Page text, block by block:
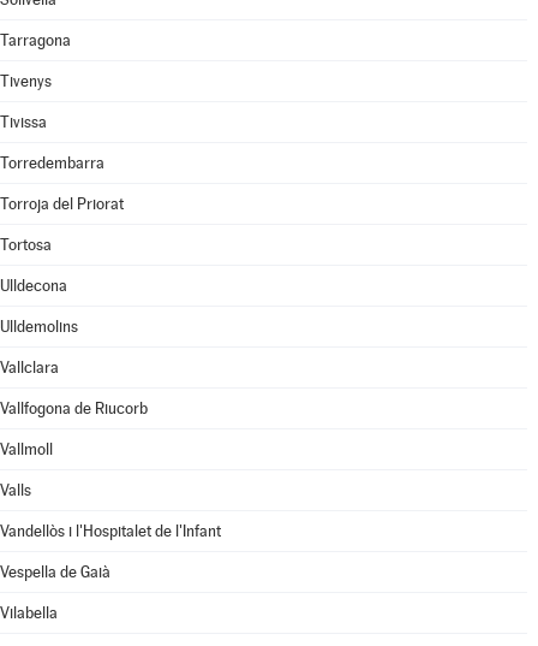
Tarragona
Tivenys
Tivissa
Torredembarra
Torroja del Priorat
Tortosa
Ulldecona
Ulldemolins
Vallclara
Vallfogona de Riucorb
Vallmoll
Valls
Vandellòs i l'Hospitalet de l'Infant
Vespella de Gaià
Vilabella